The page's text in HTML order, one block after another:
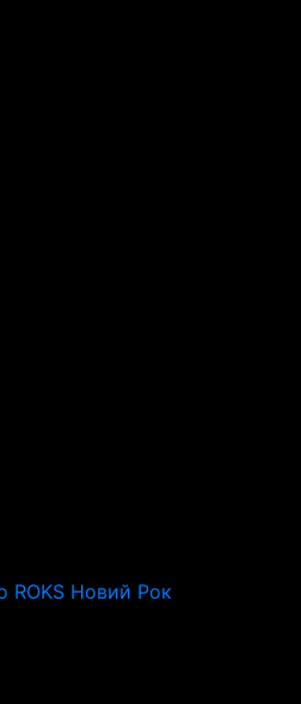
ROKS Новий Рок